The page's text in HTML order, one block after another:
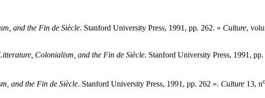
and the Fin de Siècle. Stanford University Press, 1991, pp. 262. » Culture,
Colonialism, and the Fin de Siècle. Stanford University Press, 1991,
and the Fin de Siècle. Stanford University Press, 1991, pp. 262 ». Culture 13, no